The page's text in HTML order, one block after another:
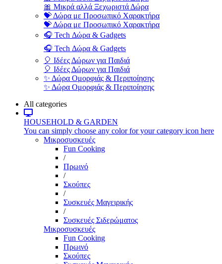
🎀 Μικρά αλλά Ξεχωριστά Δώρα
💝 Δώρα με Προσωπικό Χαρακτήρα
💝 Δώρα με Προσωπικό Χαρακτήρα
🎧 Tech Δώρα & Gadgets
🎧 Tech Δώρα & Gadgets
🎈 Ιδέες Δώρων για Παιδιά
🎈 Ιδέες Δώρων για Παιδιά
✨ Δώρα Ομορφιάς & Περιποίησης
✨ Δώρα Ομορφιάς & Περιποίησης
All categories
HOUSEHOLD & GARDEN
You can simply choose any color for your category icon here
Μικροσυσκευές
Fun Cooking
/
Πρωινό
/
Σκούπες
/
Συσκευές Μαγειρικής
/
Συσκευές Σιδερώματος
Μικροσυσκευές
Fun Cooking
Πρωινό
Σκούπες